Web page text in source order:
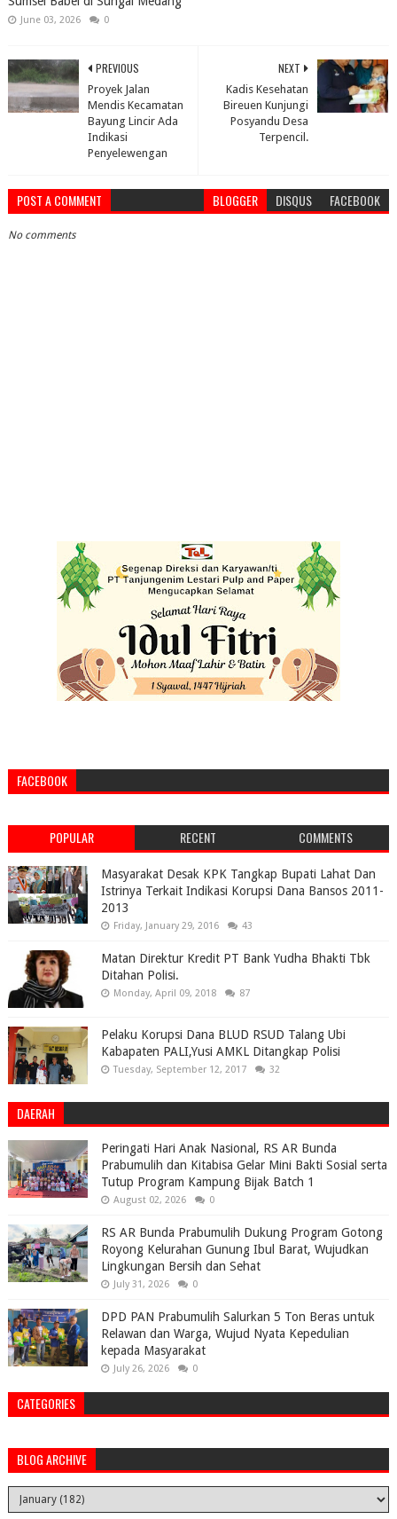
June 03, 2026 0
NEXT
Kadis Kesehatan
Bireuen Kunjungi
Posyandu Desa
Terpencil.
PREVIOUS
Proyek Jalan
Mendis Kecamatan
Bayung Lincir Ada
Indikasi
Penyelewengan
POST A COMMENT BLOGGER DISQUS FACEBOOK
No comments
FACEBOOK
POPULAR RECENT COMMENTS
Masyarakat Desak KPK Tangkap Bupati Lahat Dan
Istrinya Terkait Indikasi Korupsi Dana Bansos 2011-
2013
Friday, January 29, 2016 43
Matan Direktur Kredit PT Bank Yudha Bhakti Tbk
Ditahan Polisi.
Monday, April 09, 2018 87
Pelaku Korupsi Dana BLUD RSUD Talang Ubi
Kabapaten PALI,Yusi AMKL Ditangkap Polisi
Tuesday, September 12, 2017 32
DAERAH
Peringati Hari Anak Nasional, RS AR Bunda
Prabumulih dan Kitabisa Gelar Mini Bakti Sosial serta
Tutup Program Kampung Bijak Batch 1
August 02, 2026 0
RS AR Bunda Prabumulih Dukung Program Gotong
Royong Kelurahan Gunung Ibul Barat, Wujudkan
Lingkungan Bersih dan Sehat
July 31, 2026 0
DPD PAN Prabumulih Salurkan 5 Ton Beras untuk
Relawan dan Warga, Wujud Nyata Kepedulian
kepada Masyarakat
July 26, 2026 0
CATEGORIES
BLOG ARCHIVE